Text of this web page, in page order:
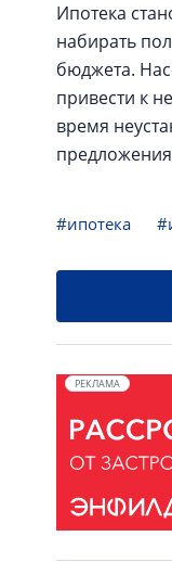
Ипотека
набирать
бюджета.
привести к
время
#ипотека
РЕКЛАМА